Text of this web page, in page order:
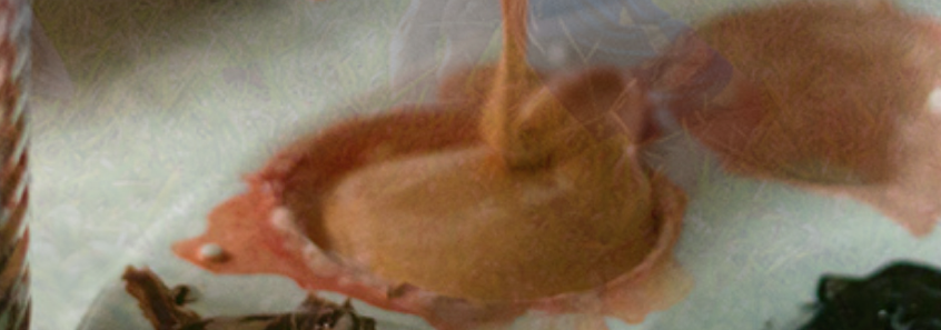
Úvod
Organizace školního roku
Úřední deska
Naše škola